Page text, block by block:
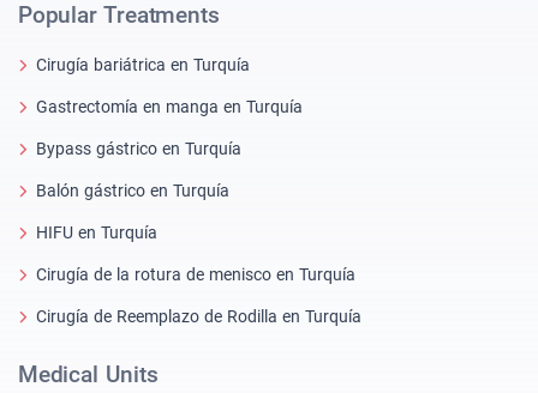
Popular Treatments
Cirugía bariátrica en Turquía
Gastrectomía en manga en Turquía
Bypass gástrico en Turquía
Balón gástrico en Turquía
HIFU en Turquía
Cirugía de la rotura de menisco en Turquía
Cirugía de Reemplazo de Rodilla en Turquía
Medical Units